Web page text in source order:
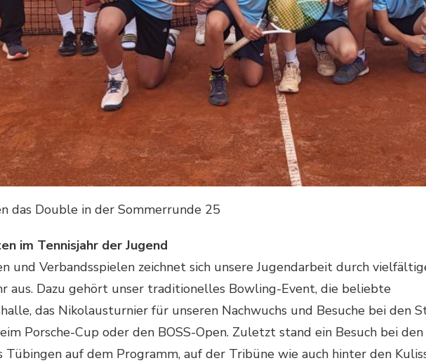
das Double in der Sommerrunde 25
im Tennisjahr der Jugend
und Verbandsspielen zeichnet sich unsere Jugendarbeit durch
aus. Dazu gehört unser traditionelles Bowling-Event, die beliebte
das Nikolausturnier für unseren Nachwuchs und Besuche bei den
Porsche-Cup oder den BOSS-Open. Zuletzt stand ein Besuch bei den
auf dem Programm, auf der Tribüne wie auch hinter den